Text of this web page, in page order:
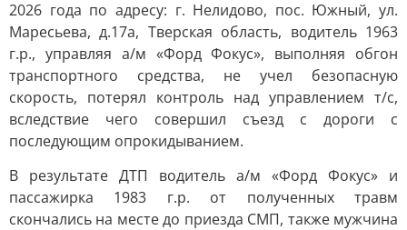
2026 года по адресу: г. Нелидово, пос. Южный, ул.
Маресьева, д.17а, Тверская область, водитель 1963
г.р., управляя а/м «Форд Фокус», выполняя обгон
транспортного средства, не учел безопасную
скорость, потерял контроль над управлением т/с,
вследствие чего совершил съезд с дороги с
последующим опрокидыванием.
В результате ДТП водитель а/м «Форд Фокус» и
пассажирка 1983 г.р. от полученных травм
скончались на месте до приезда СМП, также мужчина